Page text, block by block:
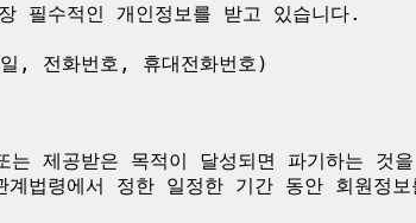
필수적인 개인정보를 받고 있습니다.
, 전화번호, 휴대전화번호)
제공받은 목적이 달성되면 파기하는 것
법령에서 정한 일정한 기간 동안 회원정보